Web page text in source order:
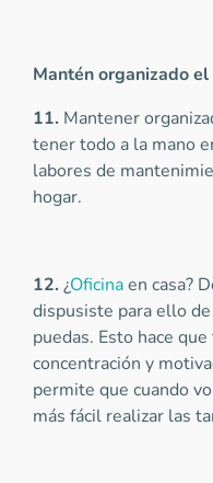
Mantén organizado
11. Mantener
tener todo a la mano
labores de
hogar.
12. ¿Oficinaen casa?
dispusiste para ello
puedas. Esto hace
concentración y
permite que cuando
más fácil realizar las